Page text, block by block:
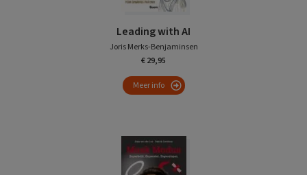
Leading with AI
Joris Merks-Benjaminsen
€ 29,95
Meer info